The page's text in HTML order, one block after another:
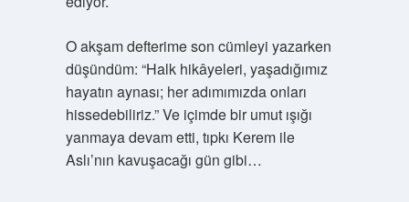
O akşam defterime son cümleyi yazarken
düşündüm: “Halk hikâyeleri, yaşadığımız
hayatın aynası; her adımımızda onları
hissedebiliriz.” Ve içimde bir umut ışığı
yanmaya devam etti, tıpkı Kerem ile
Aslı’nın kavuşacağı gün gibi…